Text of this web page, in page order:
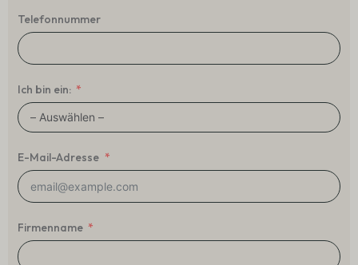
Telefonnummer
Ich bin ein:
E-Mail-Adresse
Firmenname